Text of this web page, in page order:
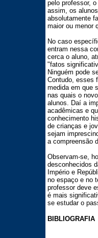
pelo professor,
assim, os
absolutamente
maior ou menor
No caso
entram nessa
cerca o aluno,
"fatos
Ninguém pode
Contudo, esses
medida em que
nas quais o
alunos. Daí a
acadêmicas e
conhecimento
de crianças e
sejam
a compreensão
Observam-se,
desconhecidos
Império e
no espaço e no
professor deve
é mais
se estudar o
BIBLIOGRAFIA